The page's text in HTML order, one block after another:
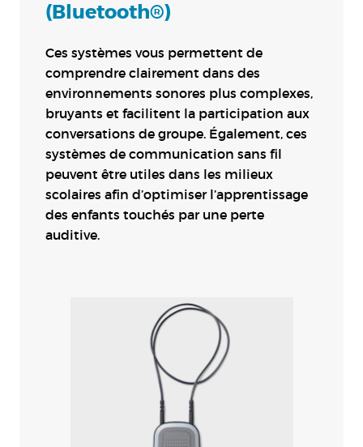
(Bluetooth®)
Ces systèmes vous permettent de
comprendre clairement dans des
environnements sonores plus complexes,
bruyants et facilitent la participation aux
conversations de groupe. Également, ces
systèmes de communication sans fil
peuvent être utiles dans les milieux
scolaires afin d’optimiser l’apprentissage
des enfants touchés par une perte
auditive.